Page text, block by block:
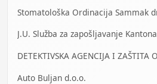
Stomatološka Ordinacija Sammak
J.U. Služba za zapošljavanje
Auto Buljan d.o.o.